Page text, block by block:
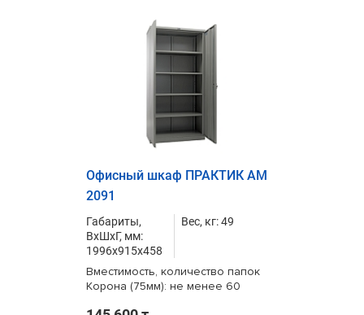
Офисный шкаф ПРАКТИК AM
2091
Габариты,
ВxШxГ, мм:
1996x915x458
Вес, кг: 49
Вместимость, количество папок
Корона (75мм): не менее 60